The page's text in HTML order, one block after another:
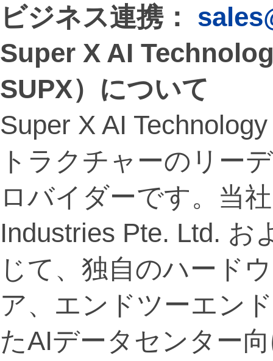
ビジネス連携：
Super X AI
SUPX）について
Super X AI
トラクチャーのリー
ロバイダーです。当
Industries Pte. Ltd. お
じて、独自のハード
ア、エンドツーエン
たAIデータセンター